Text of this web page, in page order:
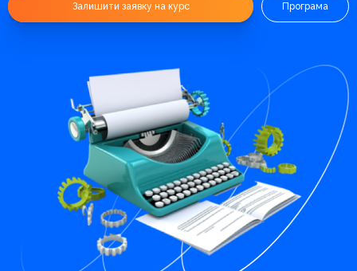
Залишити заявку на курс Програма